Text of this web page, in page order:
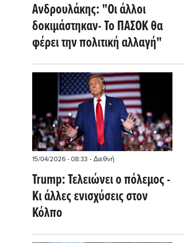
Ανδρουλάκης: "Οι άλλοι
δοκιμάστηκαν- Το ΠΑΣΟΚ θα
φέρει την πολιτική αλλαγή"
15/04/2026 - 08:33 - Διεθνή
Trump: Τελειώνει ο πόλεμος -
Kι άλλες ενισχύσεις στον
Κόλπο